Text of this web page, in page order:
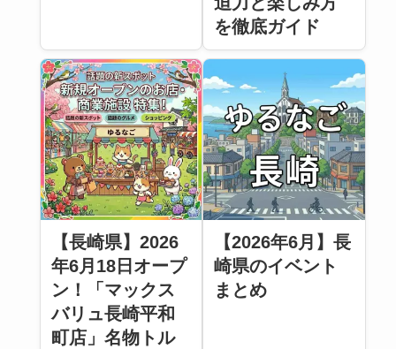
を徹底ガイド
【長崎県】2026
年6月18日オープ
ン！「マックス
バリュ長崎平和
町店」名物トル
【2026年6月】長
崎県のイベント
まとめ